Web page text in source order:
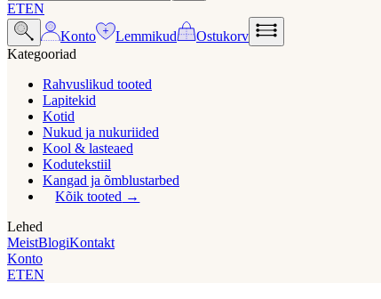
ETEN
Konto
Lemmikud
Ostukorv
Kategooriad
Rahvuslikud tooted
Lapitekid
Kotid
Nukud ja nukuriided
Kool & lasteaed
Kodutekstiil
Kangad ja õmblustarbed
Kõik tooted
Lehed
MeistBlogiKontakt
Konto
ETEN